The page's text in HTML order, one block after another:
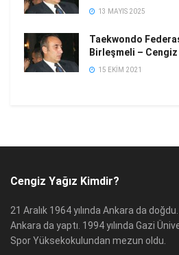
13 MAYIS 2025
Taekwondo
Birleşmeli – Cengiz
15 EKIM 2021
Cengiz Yağız Kimdir?
21 Aralık 1964 yılında Ankara da
Ankara da yaptı. 1994 yılında Gazi
Spor Yüksekokulundan mezun oldu.